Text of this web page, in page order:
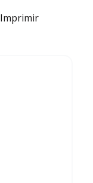
Imprimir